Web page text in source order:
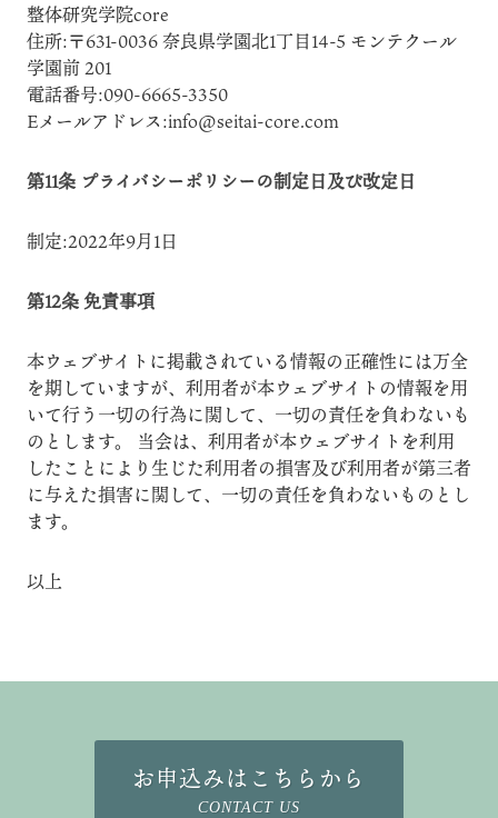
整体研究学院core
住所:〒631-0036 奈良県学園北1丁目14-5 モンテクール
学園前 201
電話番号:090-6665-3350
Eメールアドレス:info@seitai-core.com
第11条 プライバシーポリシーの制定日及び改定日
制定:2022年9月1日
第12条 免責事項
本ウェブサイトに掲載されている情報の正確性には万全
を期していますが、利用者が本ウェブサイトの情報を用
いて行う一切の行為に関して、一切の責任を負わないも
のとします。 当会は、利用者が本ウェブサイトを利用
したことにより生じた利用者の損害及び利用者が第三者
に与えた損害に関して、一切の責任を負わないものとし
ます。
以上
お申込みはこちらから
CONTACT US